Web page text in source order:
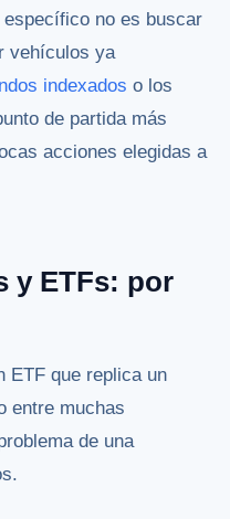
no es buscar
vehículos ya
indexados o los
de partida más
acciones elegidas a
y ETFs: por
ETF que replica un
entre muchas
de una